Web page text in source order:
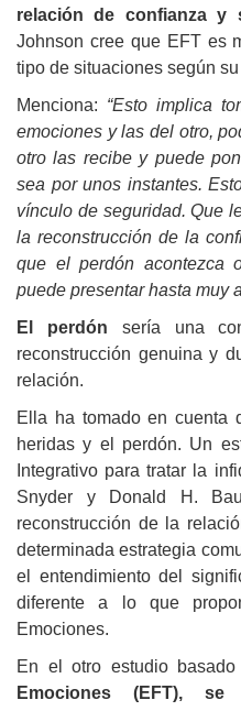
relación de confianza y
Johnson cree que EFT es
tipo de situaciones según
Menciona: “Esto implica
emociones y las del otro,
otro las recibe y puede
sea por unos instantes.
vínculo de seguridad. Que
la reconstrucción de la
que el perdón acontezca
puede presentar hasta muy
El perdón sería una
reconstrucción genuina y
relación.
Ella ha tomado en cuenta
heridas y el perdón. Un
Integrativo para tratar la
Snyder y Donald H.
reconstrucción de la
determinada estrategia
el entendimiento del
diferente a lo que
Emociones.
En el otro estudio
Emociones (EFT),